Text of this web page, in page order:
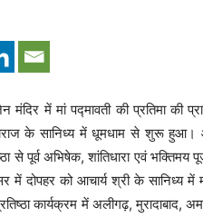
में मां पद्मावती की प्रतिमा की
के सानिध्य में धूमधाम से शुरू हुआ।
से पूर्व अभिषेक, शांतिधारा एवं
में दोपहर को आचार्य श्री के सानिध्य में
कार्यक्रम में अलीगढ़, मुरादाबाद,